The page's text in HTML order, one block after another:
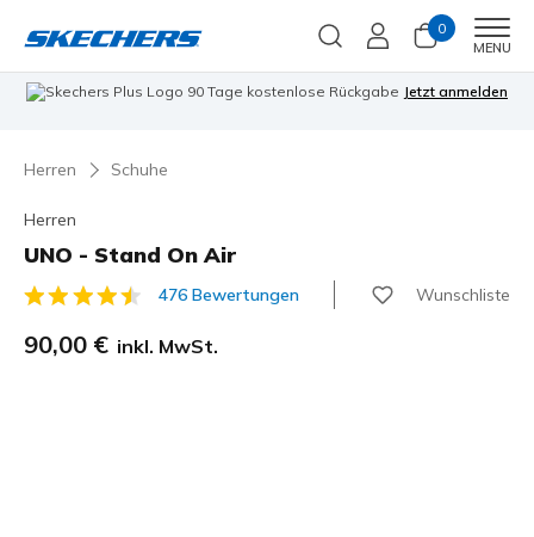
0
MENU
90 Tage kostenlose Rückgabe Jetzt anmelden
Herren Schuhe
Herren
UNO - Stand On Air
3,5 von 5 Kundenbewertungen
476 Bewertungen Wunschliste
90,00 € inkl. MwSt.